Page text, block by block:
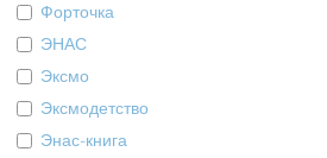
Форточка
ЭНАС
Эксмо
Эксмодетство
Энас-книга